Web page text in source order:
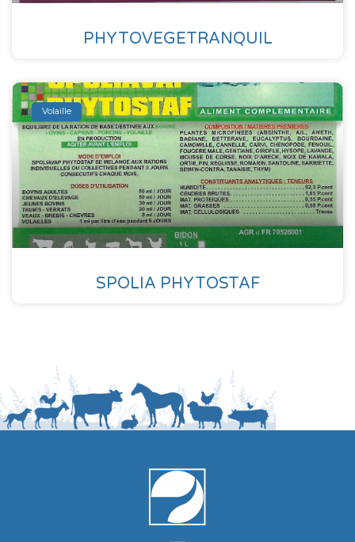
PHYTOVEGETRANQUIL
Volaille
SPOLIA PHYTOSTAF